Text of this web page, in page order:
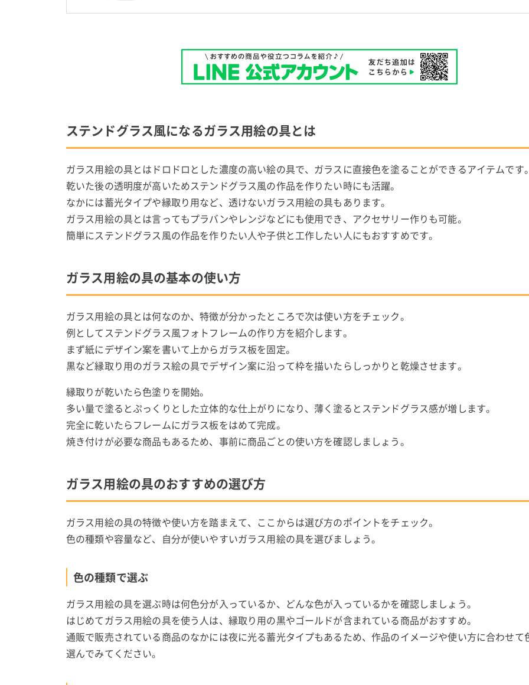
ステンドグラス風になるガラス用絵の具とは
ガラス用絵の具とはドロドロとした濃度の高い絵の具で、ガラスに直接色を塗ることができるアイテムです。
乾いた後の透明度が高いためステンドグラス風の作品を作りたい時にも活躍。
なかには蓄光タイプや縁取り用など、透けないガラス用絵の具もあります。
ガラス用絵の具とは言ってもプラバンやレンジなどにも使用でき、アクセサリー作りも可能。
簡単にステンドグラス風の作品を作りたい人や子供と工作したい人にもおすすめです。
ガラス用絵の具の基本の使い方
ガラス用絵の具とは何なのか、特徴が分かったところで次は使い方をチェック。
例としてステンドグラス風フォトフレームの作り方を紹介します。
まず紙にデザイン案を書いて上からガラス板を固定。
黒など縁取り用のガラス絵の具でデザイン案に沿って枠を描いたらしっかりと乾燥させます。
縁取りが乾いたら色塗りを開始。
多い量で塗るとぷっくりとした立体的な仕上がりになり、薄く塗るとステンドグラス感が増します。
完全に乾いたらフレームにガラス板をはめて完成。
焼き付けが必要な商品もあるため、事前に商品ごとの使い方を確認しましょう。
ガラス用絵の具のおすすめの選び方
ガラス用絵の具の特徴や使い方を踏まえて、ここからは選び方のポイントをチェック。
色の種類や容量など、自分が使いやすいガラス用絵の具を選びましょう。
色の種類で選ぶ
ガラス用絵の具を選ぶ時は何色分が入っているか、どんな色が入っているかを確認しましょう。
はじめてガラス用絵の具を使う人は、縁取り用の黒やゴールドが含まれている商品がおすすめ。
通販で販売されている商品のなかには夜に光る蓄光タイプもあるため、作品のイメージや使い方に合わせて
選んでみてください。